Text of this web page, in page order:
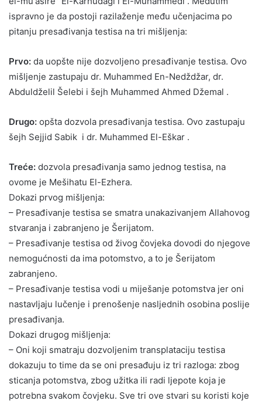
ispravno je da postoji razilaženje među učenjacima po
pitanju presađivanja testisa na tri mišljenja:
Prvo: da uopšte nije dozvoljeno presađivanje testisa. Ovo
mišljenje zastupaju dr. Muhammed En-Nedždžar, dr.
Abduldželil Šelebi i šejh Muhammed Ahmed Džemal .
Drugo: opšta dozvola presađivanja testisa. Ovo zastupaju
šejh Sejjid Sabik i dr. Muhammed El-Eškar .
Treće: dozvola presađivanja samo jednog testisa, na
ovome je Mešihatu El-Ezhera.
Dokazi prvog mišljenja:
– Presađivanje testisa se smatra unakazivanjem Allahovog
stvaranja i zabranjeno je Šerijatom.
– Presađivanje testisa od živog čovjeka dovodi do njegove
nemogućnosti da ima potomstvo, a to je Šerijatom
zabranjeno.
– Presađivanje testisa vodi u miješanje potomstva jer oni
nastavljaju lučenje i prenošenje nasljednih osobina poslije
presađivanja.
Dokazi drugog mišljenja:
– Oni koji smatraju dozvoljenim transplataciju testisa
dokazuju to time da se oni presađuju iz tri razloga: zbog
sticanja potomstva, zbog užitka ili radi ljepote koja je
potrebna svakom čovjeku. Sve tri ove stvari su koristi koje